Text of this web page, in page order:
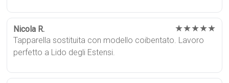
Nicola R. ★★★★★
Tapparella sostituita con modello coibentato. Lavoro
perfetto a Lido degli Estensi.